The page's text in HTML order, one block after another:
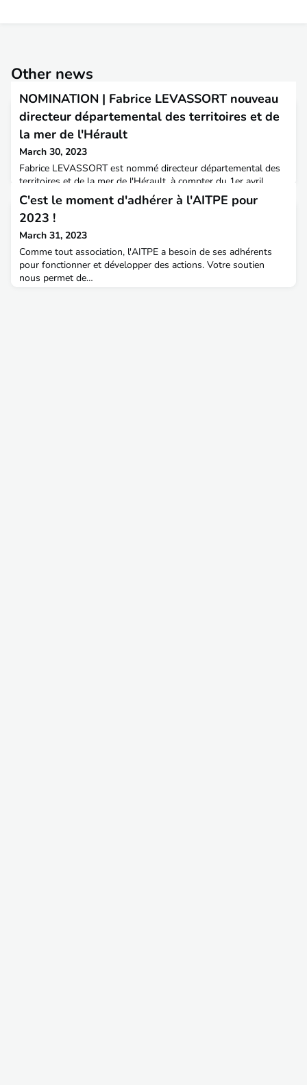
Other news
NOMINATION | Fabrice LEVASSORT nouveau
directeur départemental des territoires et de
la mer de l'Hérault
March 30, 2023
Fabrice LEVASSORT est nommé directeur départemental des
territoires et de la mer de l'Hérault, à compter du 1er avril
2023.L'AITPE le félicite pour cette nomination et lui souhaite le
meilleur dans ses nouvelles fonctions.📍 Diplômé de
l'ENTPE en 1996, promotion 41, ICPEF en 2014, il est
actuellement directeur régional adjoint à la DREAL Provence-
Alpes-Côte d'Azur et également, représentant dans l
C'est le moment d'adhérer à l'AITPE pour
2023 !
March 31, 2023
Comme tout association, l'AITPE a besoin de ses adhérents
pour fonctionner et développer des actions. Votre soutien
nous permet de…